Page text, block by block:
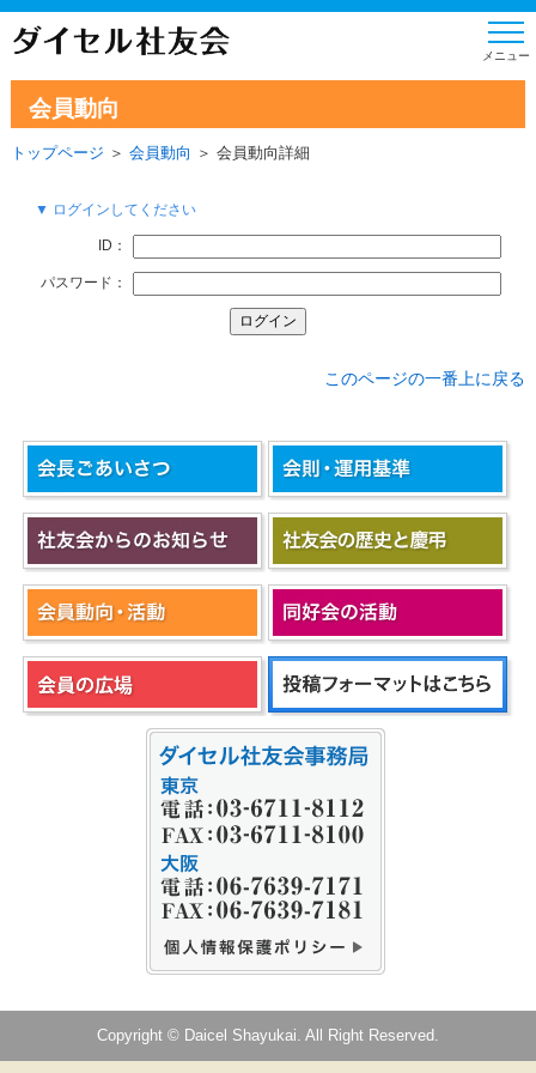
会員動向
トップページ ＞ 会員動向 ＞ 会員動向詳細
▼ ログインしてください
ID：
パスワード：
このページの一番上に戻る
Copyright © Daicel Shayukai. All Right Reserved.